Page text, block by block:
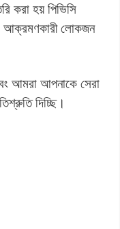
করা হয় পিভিসি
আক্রমণকারী লোকজন
আমরা আপনাকে সেরা
দিচ্ছি।